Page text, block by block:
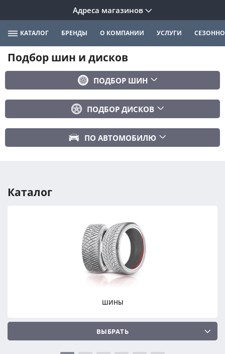
Адреса магазинов
КАТАЛОГ БРЕНДЫ О КОМПАНИИ УСЛУГИ
Подбор шин и дисков
ПОДБОР ШИН
Сбросить
ПОДБОР ДИСКОВ
ПОДОБРАТЬ
Сбросить
ПО АВТОМОБИЛЮ
Год авто
ПОДОБРАТЬ
Сбросить
Каталог
ШИНЫ
ВЫБРАТЬ